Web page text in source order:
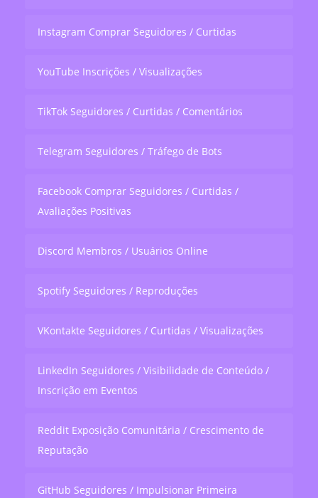
Instagram Comprar Seguidores / Curtidas
YouTube Inscrições / Visualizações
TikTok Seguidores / Curtidas / Comentários
Telegram Seguidores / Tráfego de Bots
Facebook Comprar Seguidores / Curtidas /
Avaliações Positivas
Discord Membros / Usuários Online
Spotify Seguidores / Reproduções
VKontakte Seguidores / Curtidas / Visualizações
LinkedIn Seguidores / Visibilidade de Conteúdo /
Inscrição em Eventos
Reddit Exposição Comunitária / Crescimento de
Reputação
GitHub Seguidores / Impulsionar Primeira